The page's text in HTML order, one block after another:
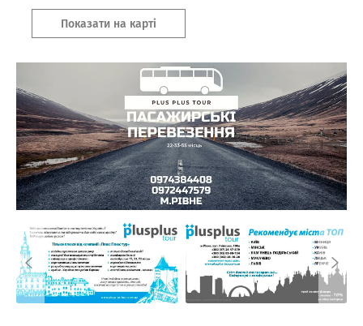
Показати на карті